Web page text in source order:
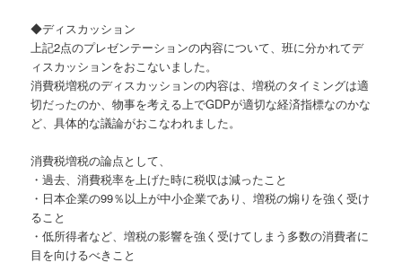
◆ディスカッション
上記2点のプレゼンテーションの内容について、班に分かれてデ
ィスカッションをおこないました。
消費税増税のディスカッションの内容は、増税のタイミングは適
切だったのか、物事を考える上でGDPが適切な経済指標なのかな
ど、具体的な議論がおこなわれました。
消費税増税の論点として、
・過去、消費税率を上げた時に税収は減ったこと
・日本企業の99％以上が中小企業であり、増税の煽りを強く受け
ること
・低所得者など、増税の影響を強く受けてしまう多数の消費者に
目を向けるべきこと